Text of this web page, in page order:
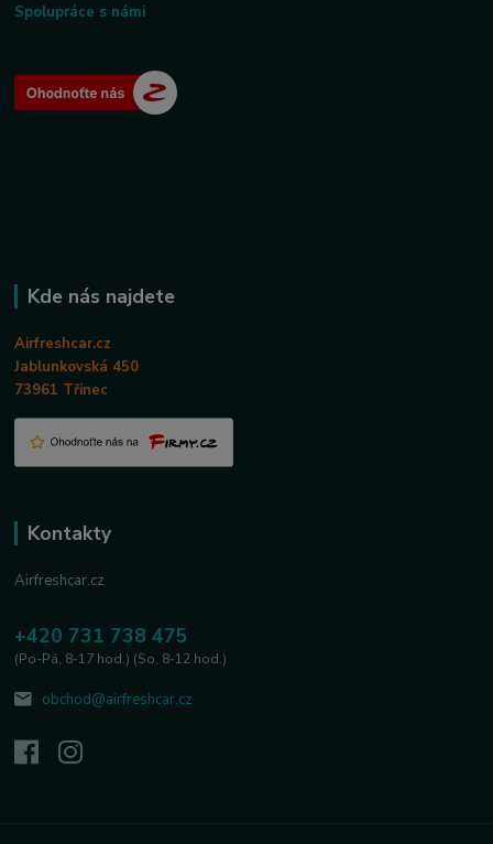
Spolupráce s námi
Kde nás najdete
Airfreshcar.cz
Jablunkovská 450
73961 Třinec
Kontakty
Airfreshcar.cz
+420 731 738 475
(Po-Pá, 8-17 hod.) (So, 8-12 hod.)
obchod@airfreshcar.cz